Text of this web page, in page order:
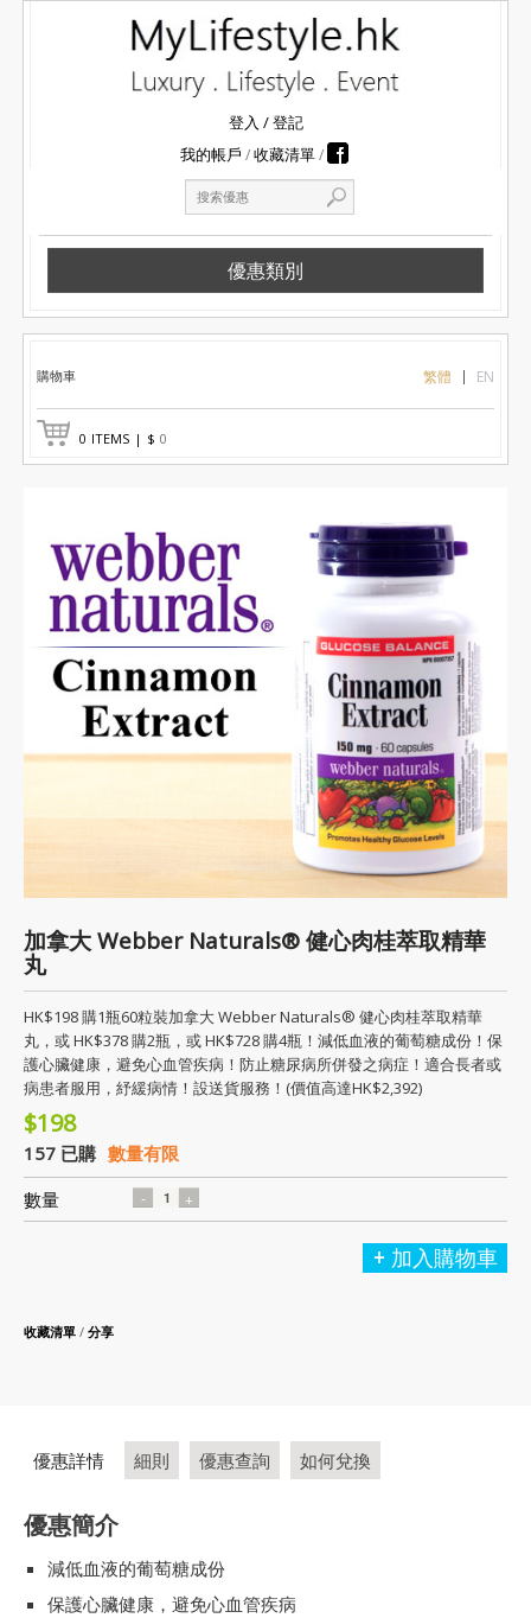
登入 /登記
我的帳戶
收藏清單
優惠類別
購物車 繁體 EN
0 ITEMS | $ 0
加拿大 Webber Naturals® 健心肉桂萃取精華
丸
HK$198 購1瓶60粒裝加拿大 Webber Naturals® 健心肉桂萃取精華
丸，或 HK$378 購2瓶，或 HK$728 購4瓶！減低血液的葡萄糖成份！保
護心臟健康，避免心血管疾病！防止糖尿病所併發之病症！適合長者或
病患者服用，紓緩病情！設送貨服務！(價值高達HK$2,392)
$198
157 已購 數量有限
數量
加入購物車
收藏清單 / 分享
優惠詳情 細則 優惠查詢 如何兌換
優惠簡介
減低血液的葡萄糖成份
保護心臟健康，避免心血管疾病